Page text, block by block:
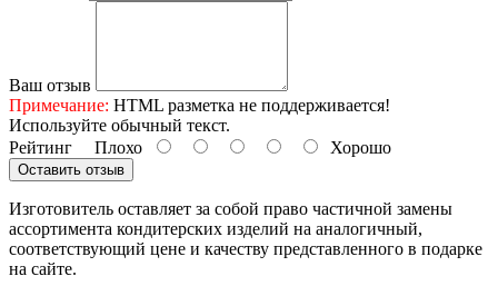
Ваш отзыв
Примечание: HTML разметка не поддерживается!
Используйте обычный текст.
Рейтинг Плохо Хорошо
Оставить отзыв
Изготовитель оставляет за собой право частичной замены
ассортимента кондитерских изделий на аналогичный,
соответствующий цене и качеству представленного в подарке
на сайте.